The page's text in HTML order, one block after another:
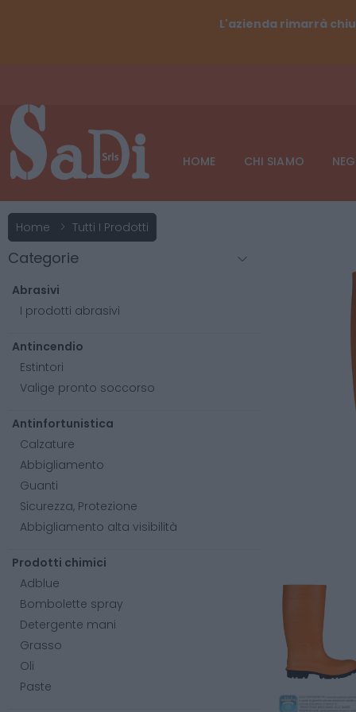
L'azienda rimarrà
HOME CHI SIAMO
Home Tutti I Prodotti
Categorie
Abrasivi
I prodotti abrasivi
Antincendio
Estintori
Valige pronto soccorso
Antinfortunistica
Calzature
Abbigliamento
Guanti
Sicurezza, Protezione
Abbigliamento alta visibilità
Prodotti chimici
Adblue
Bombolette spray
Detergente mani
Grasso
Oli
Paste